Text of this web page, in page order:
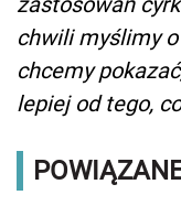
chwili myślimy
chcemy
lepiej od tego,